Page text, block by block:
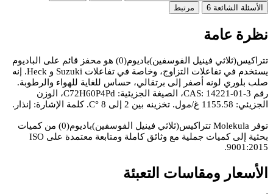
الأسئلة الشائعة 6 مرتبط
نظرة عامة
تتراكيس(ثلاثي فينيل الفوسفين)باديوم(0) هو محفز قائم على الباديوم
يستخدم في تفاعلات التزاوج، وخاصة في تفاعلات Suzuki و Heck. إنه
صلب بلوري لونه أصفر إلى برتقالي، حساس للغاية للهواء والرطوبة.
رقم CAS: 14221-01-3، الصيغة الجزيئية: C72H60P4Pd، الوزن
الجزيئي: 1155.58 غ/مول. تخزينه بين 2 إلى 8 °C. كلمة الإشارة: إنذار.
توفر Molekula تتراكيس(ثلاثي فينيل الفوسفين)باديوم(0) من كميات
بحثية إلى كميات جملية مع وثائق كاملة ومتابعة معتمدة على ISO
9001:2015.
الأسعار ومقاسات التعبئة